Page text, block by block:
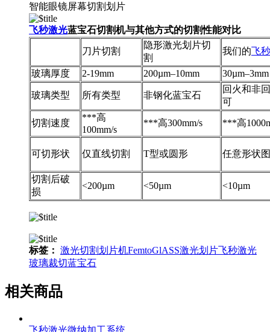
智能眼镜屏幕切割划片
飞秒激光蓝宝石切割机与其他方式的切割性能对比
刀片切割
隐形激光划片切
割
我们的飞
玻璃厚度 2-19mm 200µm–10mm 30µm–3mm
玻璃类型 所有类型 非钢化蓝宝石
回火和非
可
切割速度
***高
100mm/s
***高300mm/s ***高
可切形状 仅直线切割 T型或圆形 任意形状
切割后破
损
<200µm <50µm <10µm
标签： 激光切割划片机FemtoGlASS激光划片飞秒激光
玻璃裁切蓝宝石
相关商品
飞秒激光微纳加工系统